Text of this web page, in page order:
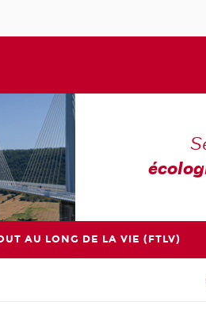
AU LONG DE LA VIE (FTLV)